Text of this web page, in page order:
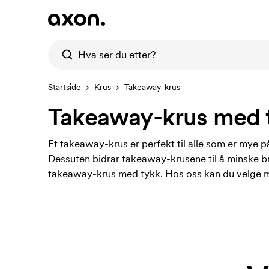
Startside Krus Takeaway-krus
Takeaway-krus
Et takeaway-krus er perfekt til alle som er mye
Dessuten bidrar takeaway-krusene til å minske
takeaway-krus med tykk. Hos oss kan du velge